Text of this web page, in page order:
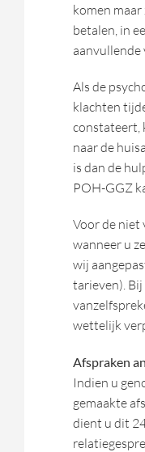
komen
betalen, in
aanvullende
Als de
klachten
constateert,
naar de
is dan de
POH-GGZ
Voor de niet
wanneer u
wij
tarieven).
wettelijk
Afspraken
Indien u
gemaakte
dient u dit